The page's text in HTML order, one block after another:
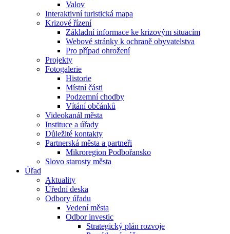
Valov
Interaktivní turistická mapa
Krizové řízení
Základní informace ke krizovým situacím
Webové stránky k ochraně obyvatelstva
Pro případ ohrožení
Projekty
Fotogalerie
Historie
Místní části
Podzemní chodby
Vítání občánků
Videokanál města
Instituce a úřady
Důležité kontakty
Partnerská města a partneři
Mikroregion Podbořansko
Slovo starosty města
Úřad
Aktuality
Úřední deska
Odbory úřadu
Vedení města
Odbor investic
Strategický plán rozvoje